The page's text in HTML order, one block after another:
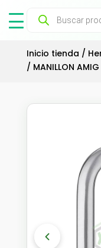
Búsqueda
productos
Inicio tienda /
/ MANILLON